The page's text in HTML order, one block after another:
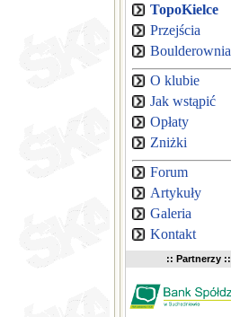
TopoKielce
Przejścia
Boulderownia
O klubie
Jak wstąpić
Opłaty
Zniżki
Forum
Artykuły
Galeria
Kontakt
:: Partnerzy ::